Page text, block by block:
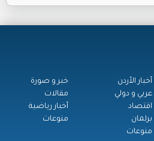
أخبار الأردن
عربي و دولي
اقتصاد
برلمان
منوعات
خبر و صورة
مقالات
أخبار رياضية
منوعات